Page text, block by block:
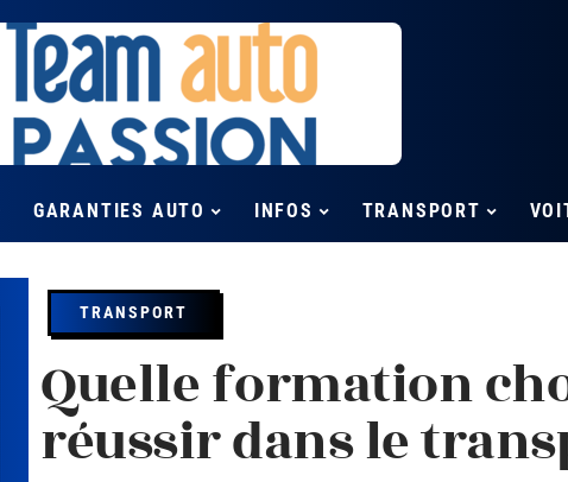
GARANTIES AUTO INFOS TRANSPORT
TRANSPORT
Quelle formation
réussir dans le